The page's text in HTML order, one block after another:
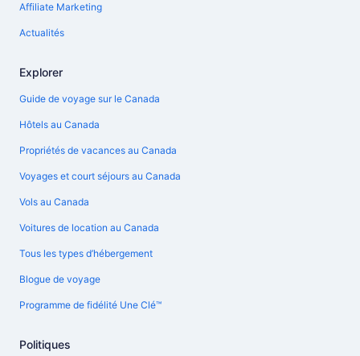
Affiliate Marketing
Actualités
Explorer
Guide de voyage sur le Canada
Hôtels au Canada
Propriétés de vacances au Canada
Voyages et court séjours au Canada
Vols au Canada
Voitures de location au Canada
Tous les types d’hébergement
Blogue de voyage
Programme de fidélité Une Clé™
Politiques